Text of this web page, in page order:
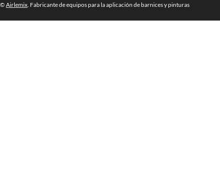
© Airlemix . Fabricante de equipos para la aplicación de barnices y pinturas